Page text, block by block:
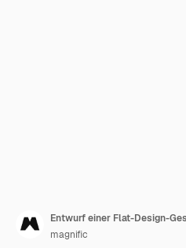
Entwurf einer Flat-Design-
magnific